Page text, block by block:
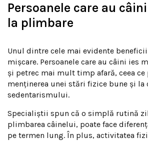
Persoanele care au
la plimbare
Unul dintre cele mai evidente
mișcare. Persoanele care au câini ies
și petrec mai mult timp afară, ceea
menținerea unei stări fizice bune și la
sedentarismului.
Specialiștii spun că o simplă rutină
plimbarea câinelui, poate face
pe termen lung. În plus, activitatea